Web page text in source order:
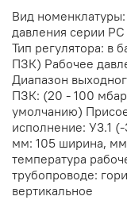
Вид
давления серии
Тип регулятора: в
ПЗК) Рабочее
Диапазон
ПЗК: (20 - 100
умолчанию)
исполнение: У3.1
мм: 105 ширина,
температура
трубопроводе:
вертикальное